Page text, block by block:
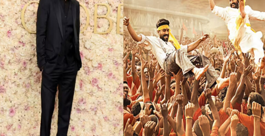
ഐമാക്‌സ് ഫോര്‍മാറ്റിലാണ് ഈ ചിത്രം ഒരുക്കുന്നത്.
അതിനാല്‍ തന്നെ തിയേറ്ററുകളില്‍ അത്ഭുതകരമായ
കാഴ്ചാനുഭവം സമ്മാനിക്കുമെന്നുറപ്പ്. ബാഹുബലി,
ഞഞഞ എന്നിവയുടെ സംവിധായകന്‍ രാജമൗലിയുടെ
ഈ ബ്രഹ്‌മാണ്ഡ പ്രോജക്റ്റ് 2027-ല്‍
തിയേറ്ററുകളിലേക്ക് എത്തും.